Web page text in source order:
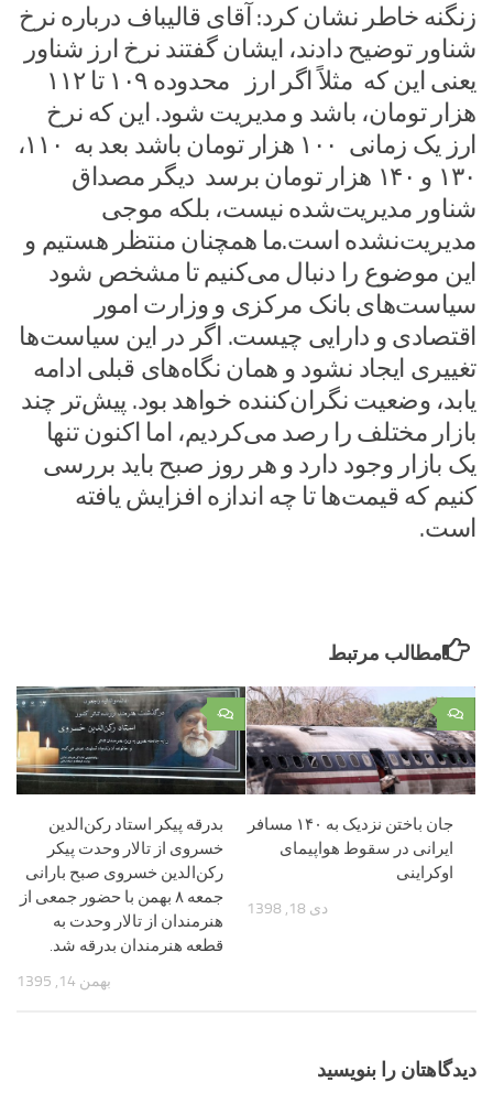
زنگنه خاطر نشان کرد: آقای قالیباف درباره نرخ
شناور توضیح دادند، ایشان گفتند نرخ ارز شناور
یعنی این که مثلاً اگر ارز محدوده ۱۰۹ تا ۱۱۲
هزار تومان، باشد و مدیریت شود. این که نرخ
ارز یک زمانی ۱۰۰ هزار تومان باشد بعد به ۱۱۰،
۱۳۰ و ۱۴۰ هزار تومان برسد دیگر مصداق
شناور مدیریت‌شده نیست، بلکه موجی
مدیریت‌نشده است.ما همچنان منتظر هستیم و
این موضوع را دنبال می‌کنیم تا مشخص شود
سیاست‌های بانک مرکزی و وزارت امور
اقتصادی و دارایی چیست. اگر در این سیاست‌ها
تغییری ایجاد نشود و همان نگاه‌های قبلی ادامه
یابد، وضعیت نگران‌کننده خواهد بود. پیش‌تر چند
بازار مختلف را رصد می‌کردیم، اما اکنون تنها
یک بازار وجود دارد و هر روز صبح باید بررسی
کنیم که قیمت‌ها تا چه اندازه افزایش یافته
است.
مطالب مرتبط
۰
بدرقه پیکر استاد رکن‌الدین
خسروی از تالار وحدت پیکر
رکن‌الدین خسروی صبح بارانی
جمعه ۸ بهمن با حضور جمعی از
هنرمندان از تالار وحدت به
قطعه هنرمندان بدرقه شد.
بهمن 14, 1395
۰
جان باختن نزدیک به ۱۴۰ مسافر
ایرانی در سقوط هواپیمای
اوکراینی
دی 18, 1398
دیدگاهتان را بنویسید